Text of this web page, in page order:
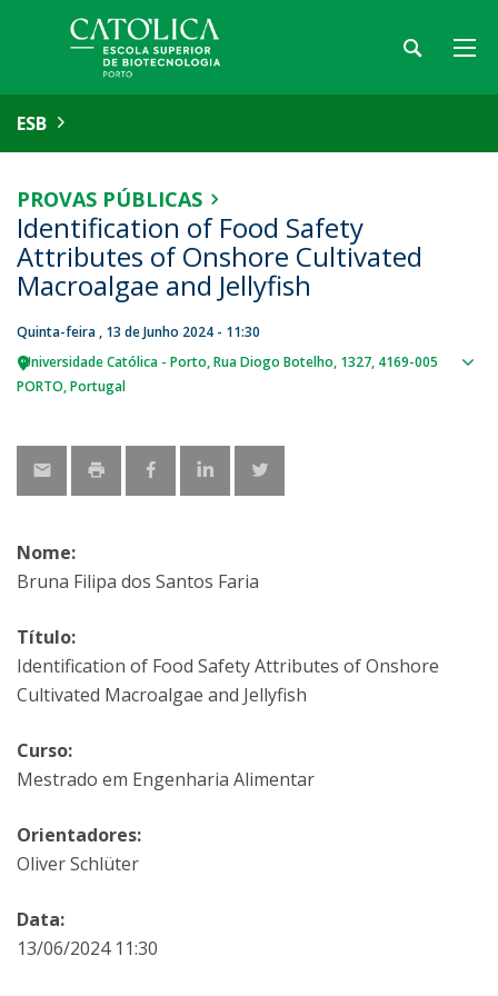
ESB
PROVAS PÚBLICAS
Identification of Food Safety
Attributes of Onshore Cultivated
Macroalgae and Jellyfish
Quinta-feira , 13 de Junho 2024 - 11:30
Universidade Católica - Porto Rua Diogo Botelho, 1327 4169-005
PORTO Portugal
Nome:
Bruna Filipa dos Santos Faria
Título:
Identification of Food Safety Attributes of Onshore
Cultivated Macroalgae and Jellyfish
Curso:
Mestrado em Engenharia Alimentar
Orientadores:
Oliver Schlüter
Data:
13/06/2024 11:30